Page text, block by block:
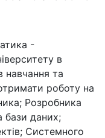
-
в
навчання та
роботу на
Розробника
бази даних;
Системного